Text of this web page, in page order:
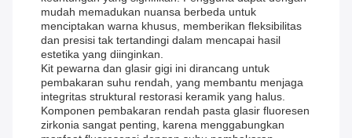
mudah memadukan nuansa berbeda untuk
menciptakan warna khusus, memberikan fleksibilitas
dan presisi tak tertandingi dalam mencapai hasil
estetika yang diinginkan.
Kit pewarna dan glasir gigi ini dirancang untuk
pembakaran suhu rendah, yang membantu menjaga
integritas struktural restorasi keramik yang halus.
Komponen pembakaran rendah pasta glasir fluoresen
zirkonia sangat penting, karena menggabungkan